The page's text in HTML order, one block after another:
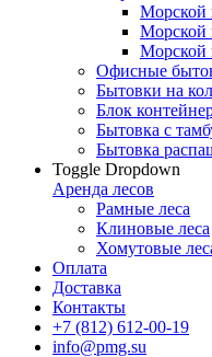
Морской
Морской
Морской
Офисные
Бытовки на
Блок
Бытовка с
Бытовка
Toggle Dropdown
Аренда лесов
Рамные леса
Клиновые леса
Хомутовые
Оплата
Доставка
Контакты
+7 (812) 612-00-19
info@pmg.su